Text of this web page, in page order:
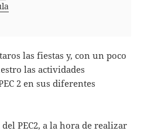
las fiestas y, con un poco
las actividades
2 en sus diferentes
PEC2, a la hora de realizar